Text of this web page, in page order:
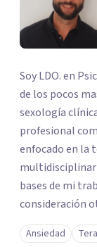
Soy LDO. en
de los pocos
sexología
profesional
enfocado en la
multidisciplinar
bases de mi
consideración
funcionar al
excluyendo de
Ansiedad